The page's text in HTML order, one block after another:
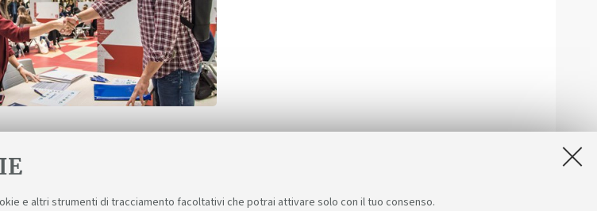
e altri strumenti di tracciamento facoltativi che potrai attivare solo con il tuo consenso.